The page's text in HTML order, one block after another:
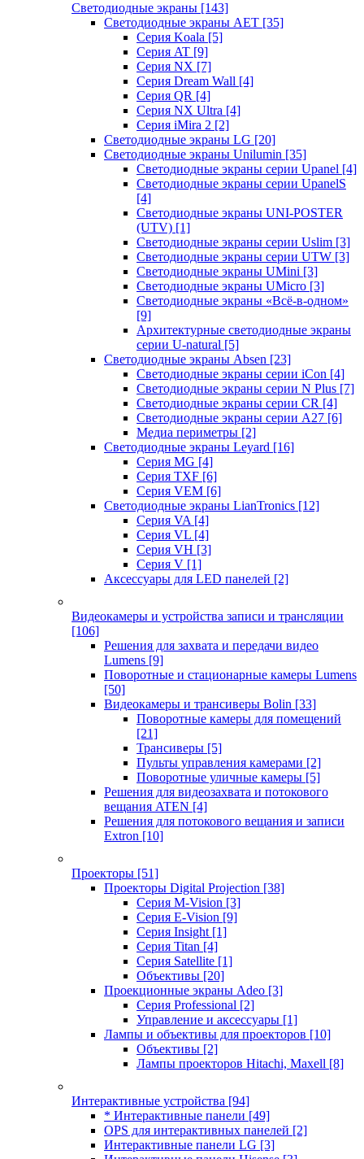
Светодиодные экраны [143]
Светодиодные экраны AET [35]
Cерия Koala [5]
Серия AT [9]
Серия NX [7]
Серия Dream Wall [4]
Серия QR [4]
Серия NX Ultra [4]
Серия iMira 2 [2]
Светодиодные экраны LG [20]
Светодиодные экраны Unilumin [35]
Светодиодные экраны серии Upanel [4]
Светодиодные экраны серии UpanelS
[4]
Светодиодные экраны UNI-POSTER
(UTV) [1]
Светодиодные экраны серии Uslim [3]
Светодиодные экраны серии UTW [3]
Светодиодные экраны UMini [3]
Светодиодные экраны UMicro [3]
Светодиодные экраны «Всё-в-одном»
[9]
Архитектурные светодиодные экраны
серии U-natural [5]
Светодиодные экраны Absen [23]
Светодиодные экраны серии iCon [4]
Светодиодные экраны серии N Plus [7]
Светодиодные экраны серии CR [4]
Светодиодные экраны серии А27 [6]
Медиа периметры [2]
Светодиодные экраны Leyard [16]
Серия MG [4]
Серия TXF [6]
Серия VEM [6]
Светодиодные экраны LianTronics [12]
Серия VA [4]
Серия VL [4]
Серия VH [3]
Серия V [1]
Аксессуары для LED панелей [2]
Видеокамеры и устройства записи и трансляции
[106]
Решения для захвата и передачи видео
Lumens [9]
Поворотные и стационарные камеры Lumens
[50]
Видеокамеры и трансиверы Bolin [33]
Поворотные камеры для помещений
[21]
Трансиверы [5]
Пульты управления камерами [2]
Поворотные уличные камеры [5]
Решения для видеозахвата и потокового
вещания ATEN [4]
Решения для потокового вещания и записи
Extron [10]
Проекторы [51]
Проекторы Digital Projection [38]
Серия M-Vision [3]
Серия E-Vision [9]
Серия Insight [1]
Серия Titan [4]
Серия Satellite [1]
Объективы [20]
Проекционные экраны Adeo [3]
Серия Professional [2]
Управление и аксессуары [1]
Лампы и объективы для проекторов [10]
Объективы [2]
Лампы проекторов Hitachi, Maxell [8]
Интерактивные устройства [94]
* Интерактивные панели [49]
OPS для интерактивных панелей [2]
Интерактивные панели LG [3]